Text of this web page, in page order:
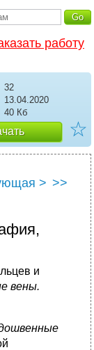
работу
32
13.04.2020
40 Кб
☆
> >>
и
вены.